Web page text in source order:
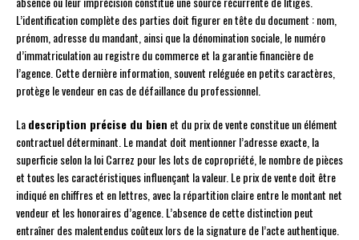
L’identification complète des parties doit figurer en tête du document : nom,
prénom, adresse du mandant, ainsi que la dénomination sociale, le numéro
d’immatriculation au registre du commerce et la garantie financière de
l’agence. Cette dernière information, souvent reléguée en petits caractères,
protège le vendeur en cas de défaillance du professionnel.
Ladescription précise du bien et du prix de vente constitue un élément
contractuel déterminant. Le mandat doit mentionner l’adresse exacte, la
superficie selon la loi Carrez pour les lots de copropriété, le nombre de pièces
et toutes les caractéristiques influençant la valeur. Le prix de vente doit être
indiqué en chiffres et en lettres, avec la répartition claire entre le montant net
vendeur et les honoraires d’agence. L’absence de cette distinction peut
entraîner des malentendus coûteux lors de la signature de l’acte authentique.